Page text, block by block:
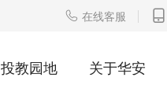
 在线客服 
投教园地 关于华安